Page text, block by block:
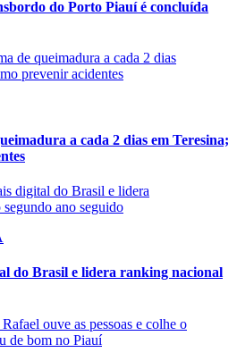
do Porto Piauí é concluída
a cada 2 dias em Teresina;
do Brasil e lidera ranking nacional